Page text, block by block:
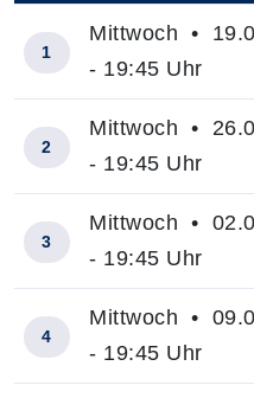
1
Mittwoch •
- 19:45 Uhr
2
Mittwoch •
- 19:45 Uhr
3
Mittwoch •
- 19:45 Uhr
4
Mittwoch •
- 19:45 Uhr